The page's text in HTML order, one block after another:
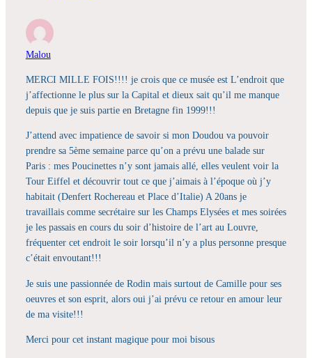
Malou
MERCI MILLE FOIS!!!! je crois que ce musée est L’endroit que
j’affectionne le plus sur la Capital et dieux sait qu’il me manque
depuis que je suis partie en Bretagne fin 1999!!!
J’attend avec impatience de savoir si mon Doudou va pouvoir
prendre sa 5ème semaine parce qu’on a prévu une balade sur
Paris : mes Poucinettes n’y sont jamais allé, elles veulent voir la
Tour Eiffel et découvrir tout ce que j’aimais à l’époque où j’y
habitait (Denfert Rochereau et Place d’Italie) A 20ans je
travaillais comme secrétaire sur les Champs Elysées et mes soirées
je les passais en cours du soir d’histoire de l’art au Louvre,
fréquenter cet endroit le soir lorsqu’il n’y a plus personne presque
c’était envoutant!!!
Je suis une passionnée de Rodin mais surtout de Camille pour ses
oeuvres et son esprit, alors oui j’ai prévu ce retour en amour leur
de ma visite!!!
Merci pour cet instant magique pour moi bisous